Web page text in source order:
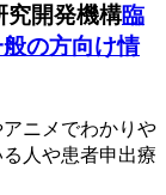
究開発機構臨
の方向け情
ニメでわかりや
人や患者申出療